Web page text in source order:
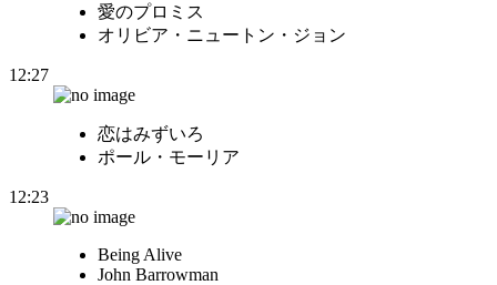
愛のプロミス
オリビア・ニュートン・ジョン
12:27
恋はみずいろ
ポール・モーリア
12:23
Being Alive
John Barrowman